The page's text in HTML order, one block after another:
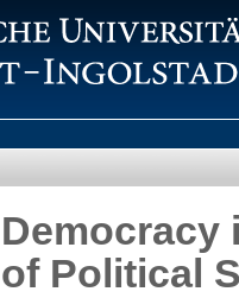
Democracy
of Political